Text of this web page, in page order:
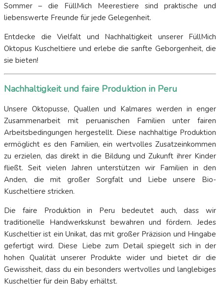
Sommer – die FüllMich Meerestiere sind praktische und
liebenswerte Freunde für jede Gelegenheit.
Entdecke die Vielfalt und Nachhaltigkeit unserer FüllMich
Oktopus Kuscheltiere und erlebe die sanfte Geborgenheit, die
sie bieten!
Nachhaltigkeit und faire Produktion in Peru
Unsere Oktopusse, Quallen und Kalmares werden in enger
Zusammenarbeit mit peruanischen Familien unter fairen
Arbeitsbedingungen hergestellt. Diese nachhaltige Produktion
ermöglicht es den Familien, ein wertvolles Zusatzeinkommen
zu erzielen, das direkt in die Bildung und Zukunft ihrer Kinder
fließt. Seit vielen Jahren unterstützen wir Familien in den
Anden, die mit großer Sorgfalt und Liebe unsere Bio-
Kuscheltiere stricken.
Die faire Produktion in Peru bedeutet auch, dass wir
traditionelle Handwerkskunst bewahren und fördern. Jedes
Kuscheltier ist ein Unikat, das mit großer Präzision und Hingabe
gefertigt wird. Diese Liebe zum Detail spiegelt sich in der
hohen Qualität unserer Produkte wider und bietet dir die
Gewissheit, dass du ein besonders wertvolles und langlebiges
Kuscheltier für dein Baby erhältst.